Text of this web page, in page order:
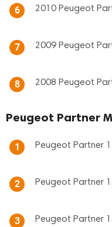
6 2010 Peugeot
7 2009 Peugeot
8 2008 Peugeot
Peugeot Partner
1 Peugeot Partner
2 Peugeot Partner
3 Peugeot Partner